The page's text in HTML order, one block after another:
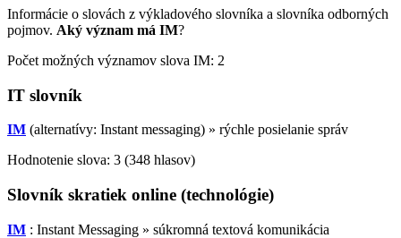
Informácie o slovách z výkladového slovníka a slovníka odborných
pojmov. Aký význam má IM?
Počet možných významov slova IM: 2
IT slovník
IM (alternatívy: Instant messaging) » rýchle posielanie správ
Hodnotenie slova: 3 (348 hlasov)
Slovník skratiek online (technológie)
IM : Instant Messaging » súkromná textová komunikácia